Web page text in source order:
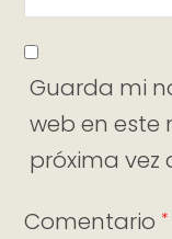
Guarda mi
web en
próxima vez
Comentario *